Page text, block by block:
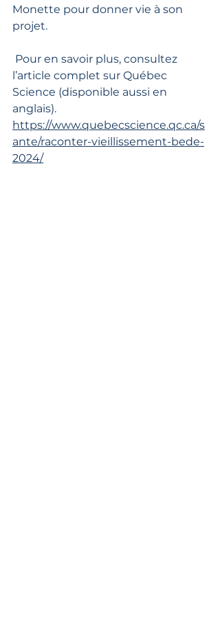
Monette pour donner vie à son
projet.
Pour en savoir plus, consultez
l’article complet sur Québec
Science (disponible aussi en
anglais).
https://www.quebecscience.qc.ca/s
ante/raconter-vieillissement-bede-
2024/